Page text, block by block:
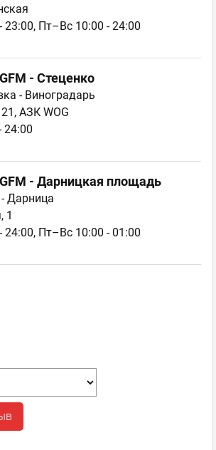
23:00, Пт–Вс 10:00 - 24:00
- Стеценко
- Виноградарь
АЗК WOG
24:00
- Дарницкая площадь
Дарница
1
24:00, Пт–Вс 10:00 - 01:00